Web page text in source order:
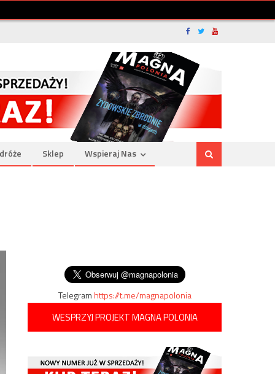
Sklep Wspieraj Nas
Telegramhttps://t.me/magnapolonia
WESPRZYJ PROJEKT MAGNA POLONIA